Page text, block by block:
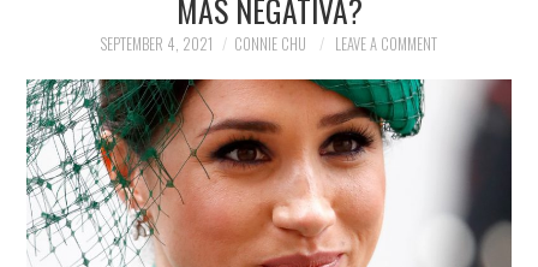
SOCIETY
SPORTS
TECHNOLOGY
MÁS NEGATIVA?
SEPTEMBER 4, 2021 CONNIE CHU LEAVE A COMMENT